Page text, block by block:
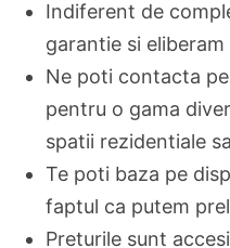
Indiferent de
garantie si
Ne poti contacta
pentru o gama
spatii rezidentiale
Te poti baza pe
faptul ca putem
Preturile sunt